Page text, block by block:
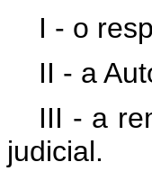
I - o
II - a
III - a
judicial.